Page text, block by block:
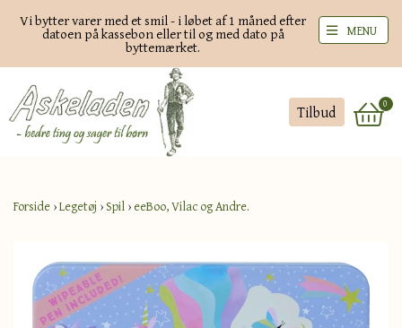
Vi bytter varer med et smil - i løbet af 1 måned efter
datoen på kassebon eller til og med dato på
byttemærket.
Tilbud 0
MENU
Forside ›Legetøj ›Spil › eeBoo, Vilac og Andre.